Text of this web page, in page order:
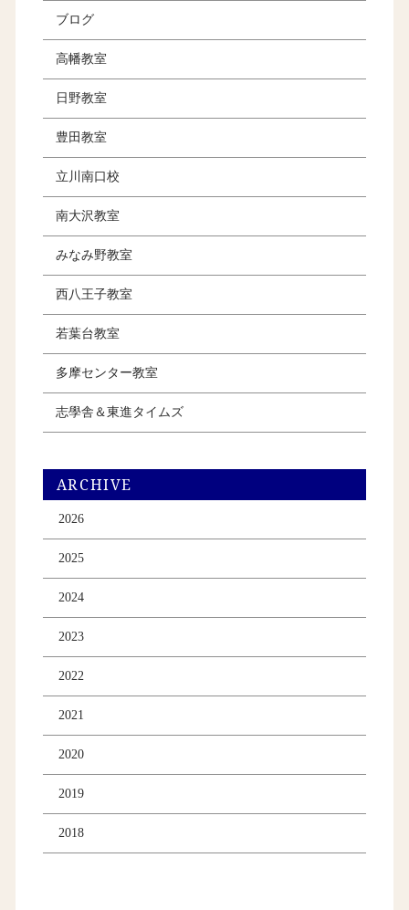
ブログ
高幡教室
日野教室
豊田教室
立川南口校
南大沢教室
みなみ野教室
西八王子教室
若葉台教室
多摩センター教室
志學舎＆東進タイムズ
ARCHIVE
2026
2025
2024
2023
2022
2021
2020
2019
2018